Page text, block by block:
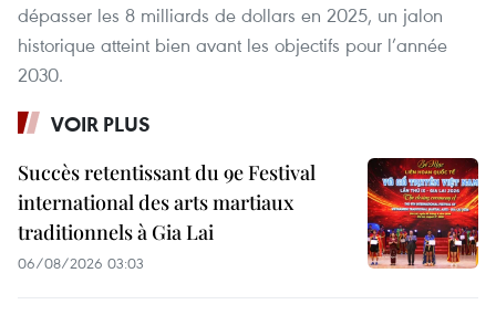
dépasser les 8 milliards de dollars en 2025, un jalon
historique atteint bien avant les objectifs pour l’année
2030.
VOIR PLUS
Succès retentissant du 9e Festival
international des arts martiaux
traditionnels à Gia Lai
06/08/2026 03:03